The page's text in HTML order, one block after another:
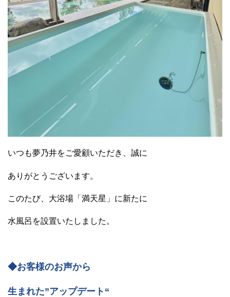
いつも夢乃井をご愛顧いただき、誠に
ありがとうございます。
このたび、大浴場「満天星」に新たに
水風呂を設置いたしました。
◆お客様のお声から
生まれた”アップデート“